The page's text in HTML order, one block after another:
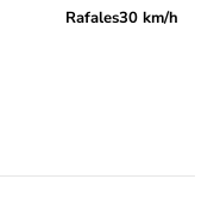
Rafales30 km/h